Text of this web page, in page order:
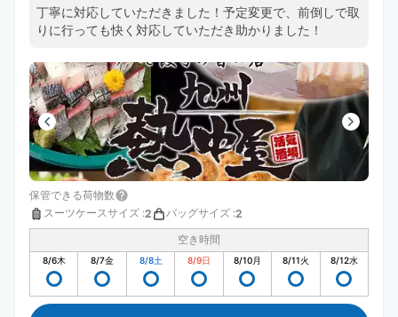
丁寧に対応していただきました！予定変更で、前倒しで取
りに行っても快く対応していただき助かりました！
保管できる荷物数
スーツケースサイズ :2 バッグサイズ :2
空き時間
8/6木 8/7金 8/8土 8/9日 8/10月 8/11火 8/12水